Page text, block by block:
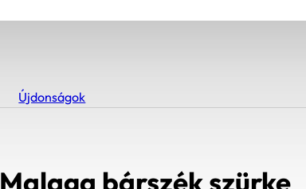
Újdonságok
Malaga bárszék szürke